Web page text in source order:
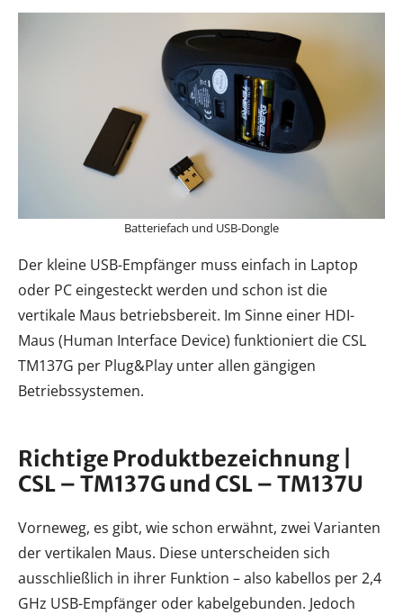
Batteriefach und USB-Dongle
Der kleine USB-Empfänger muss einfach in Laptop
oder PC eingesteckt werden und schon ist die
vertikale Maus betriebsbereit. Im Sinne einer HDI-
Maus (Human Interface Device) funktioniert die CSL
TM137G per Plug&Play unter allen gängigen
Betriebssystemen.
Richtige Produktbezeichnung |
CSL – TM137G und CSL – TM137U
Vorneweg, es gibt, wie schon erwähnt, zwei Varianten
der vertikalen Maus. Diese unterscheiden sich
ausschließlich in ihrer Funktion – also kabellos per 2,4
GHz USB-Empfänger oder kabelgebunden. Jedoch